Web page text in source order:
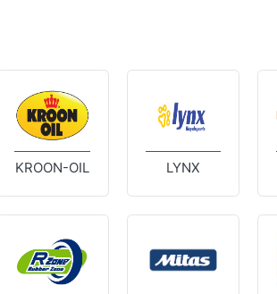
KROON-OIL LYNX